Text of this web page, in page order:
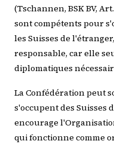
(Tschannen, BSK BV,
sont compétents pour
les Suisses de
responsable, car elle
diplomatiques
La Confédération peut
s'occupent des Suisses
encourage
qui fonctionne comme